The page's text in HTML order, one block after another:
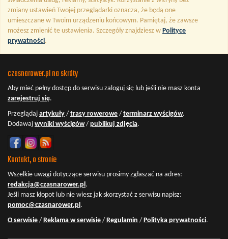
zmiany ustawień Twojej przeglądarki oznacza, że będą one
umieszczane w Twoim urządzeniu końcowym. Pamiętaj, że zawsze
możesz zmienić te ustawienia. Szczegóły znajdziesz w Polityce
prywatności.
czasnarower.pl na skróty
Aby mieć pełny dostęp do serwisu zaloguj się lub jeśli nie masz konta
zarejestruj się.
Przeglądaj artykuły / trasy rowerowe / terminarz wyścigów.
Dodawaj wyniki wyścigów/ publikuj zdjęcia.
Kontakt, o stronie
Wszelkie uwagi dotyczące serwisu prosimy zgłaszać na adres:
redakcja@czasnarower.pl.
Jeśli masz kłopot lub nie wiesz jak skorzystać z serwisu napisz:
pomoc@czasnarower.pl.
O serwisie / Reklama w serwisie / Regulamin / Polityka prywatności.